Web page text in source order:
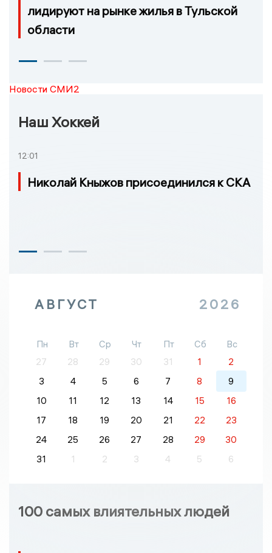
лидируют на рынке жилья в Тульской
области
Новости СМИ2
Наш Хоккей
12:01
Николай Кныжов присоединился к СКА
АВГУСТ 2026
Пн Вт Ср Чт Пт Сб
Вс
27
28 29 30 31 1
2
3
4 5 6 7 8
9
10
11 12 13 14 15
16
17
18 19 20 21 22
23
24
25 26 27 28 29
30
31
1 2 3 4 5 6
100 самых влиятельных людей